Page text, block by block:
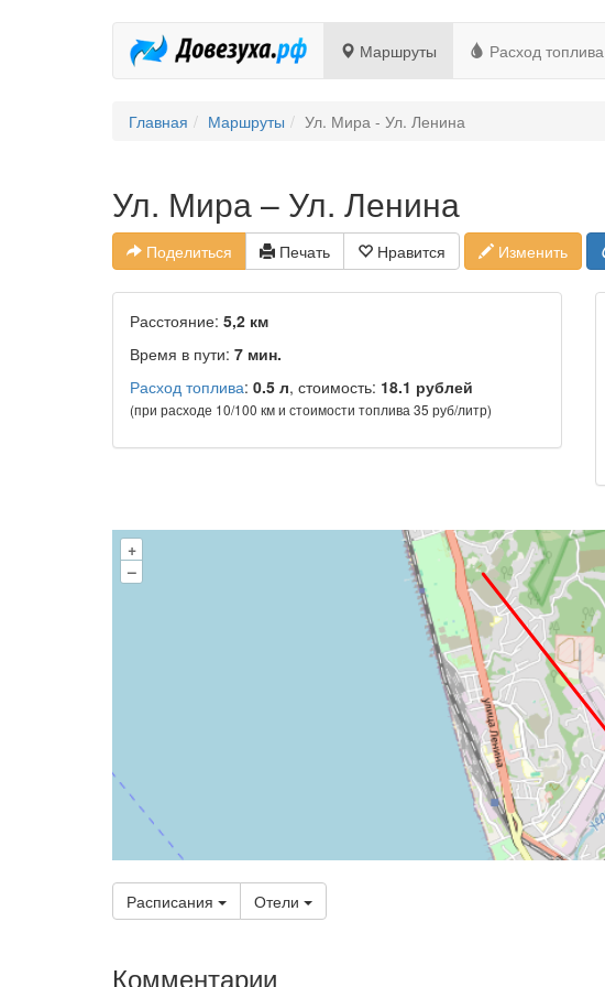
Маршруты Расход топлива
Главная Маршруты Ул. Мира - Ул. Ленина
Ул. Мира – Ул. Ленина
Поделиться Печать Нравится Изменить
Расстояние: 5,2 км
Время в пути: 7 мин.
Расход топлива: 0.5 л, стоимость: 18.1 рублей
(при расходе 10/100 км и стоимости топлива 35 руб/литр)
+
–
Расписания Отели
Комментарии